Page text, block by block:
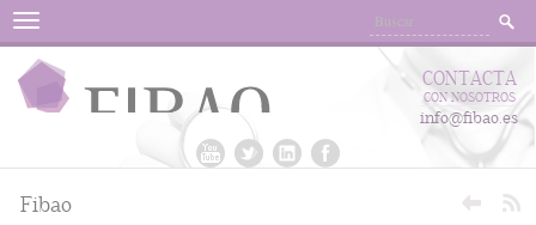
Menu
CONTACTA
CON NOSOTROS
info@fibao.es
Fibao